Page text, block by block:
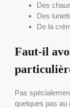
Des
Des
De la
Faut-il
Pas
quelques pas au